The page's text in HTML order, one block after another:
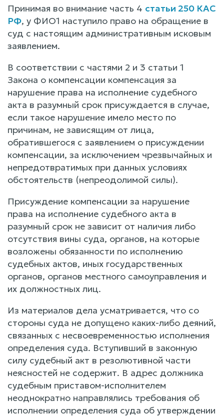
Принимая во внимание часть 4 статьи 250 КАС
РФ, у ФИО1 наступило право на обращение в
суд с настоящим административным исковым
заявлением.
В соответствии с частями 2 и 3 статьи 1
Закона о компенсации компенсация за
нарушение права на исполнение судебного
акта в разумный срок присуждается в случае,
если такое нарушение имело место по
причинам, не зависящим от лица,
обратившегося с заявлением о присуждении
компенсации, за исключением чрезвычайных и
непредотвратимых при данных условиях
обстоятельств (непреодолимой силы).
Присуждение компенсации за нарушение
права на исполнение судебного акта в
разумный срок не зависит от наличия либо
отсутствия вины суда, органов, на которые
возложены обязанности по исполнению
судебных актов, иных государственных
органов, органов местного самоуправления и
их должностных лиц.
Из материалов дела усматривается, что со
стороны суда не допущено каких-либо деяний,
связанных с несвоевременностью исполнения
определения суда. Вступивший в законную
силу судебный акт в резолютивной части
неясностей не содержит. В адрес должника
судебным приставом-исполнителем
неоднократно направлялись требования об
исполнении определения суда об утверждении